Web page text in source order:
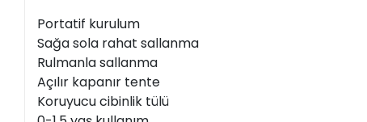
Portatif kurulum
Sağa sola rahat sallanma
Rulmanla sallanma
Açılır kapanır tente
Koruyucu cibinlik tülü